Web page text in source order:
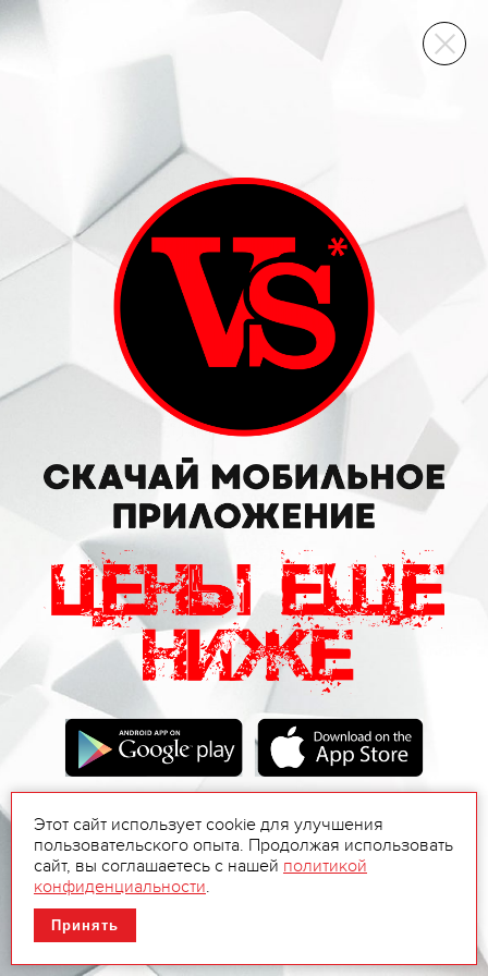
ВИННЫЙ СКЛАД
Этот сайт использует cookie для улучшения
пользовательского опыта. Продолжая использовать
сайт, вы соглашаетесь с нашей политикой
конфиденциальности.
Принять